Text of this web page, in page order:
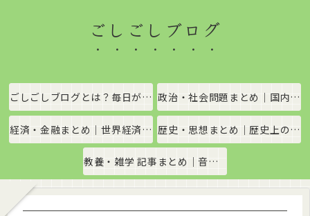
ごしごしブログ
ごしごしブログとは？毎日がちょっと楽しくなる情報発信サイト 政治・社会問題まとめ｜国内政治・国際情勢をわかりやすく解説
経済・金融まとめ｜世界経済・金融市場をわかりやすく解説 歴史・思想まとめ｜歴史上の出来事や思想・哲学をわかりやすく解説
教養・雑学 記事まとめ｜音楽、科学、社会の豆知識をわかりやすく解説